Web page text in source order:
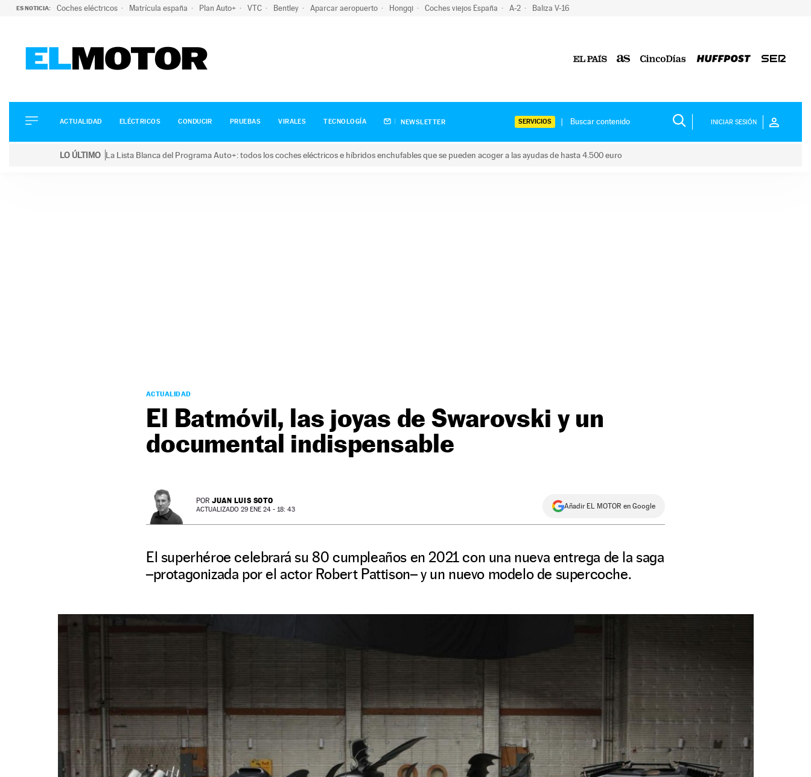
ES NOTICIA: Coches eléctricos Matrícula españa Plan Auto+ VTC Bentley Aparcar aeropuerto Hongqi Coches viejos España A-2 Baliza V-16
ELÉCTRICOS
CONDUCIR
ACTUALIDAD ELÉCTRICOS CONDUCIR PRUEBAS VIRALES TECNOLOGÍA NEWSLETTER SERVICIOS INICIAR SESIÓN
LO ÚLTIMO La Lista Blanca del Programa Auto+: todos los coches eléctricos e híbridos enchufables que se pueden acoger a las ayudas de hasta 4.500 euro
ACTUALIDAD
El Batmóvil, las joyas de Swarovski y un
documental indispensable
POR JUAN LUIS SOTO
ACTUALIZADO 29 ENE 24 - 18: 43 Añadir EL MOTOR en Google
El superhéroe celebrará su 80 cumpleaños en 2021 con una nueva entrega de la saga
–protagonizada por el actor Robert Pattison– y un nuevo modelo de supercoche.